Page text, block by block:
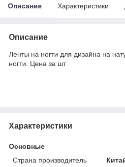
Описание Характеристики
Описание
Ленты на ногти для дизайна на
ногти. Цена за шт
Характеристики
Основные
Страна производитель